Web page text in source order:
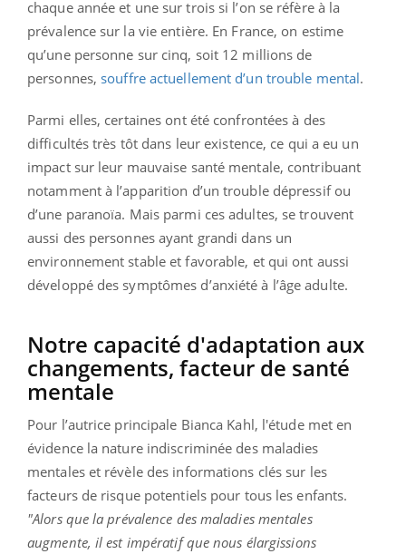
chaque année et une sur trois si l’on se réfère à la
prévalence sur la vie entière. En France, on estime
qu’une personne sur cinq, soit 12 millions de
personnes, souffre actuellement d’un trouble mental.
Parmi elles, certaines ont été confrontées à des
difficultés très tôt dans leur existence, ce qui a eu un
impact sur leur mauvaise santé mentale, contribuant
notamment à l’apparition d’un trouble dépressif ou
d’une paranoïa. Mais parmi ces adultes, se trouvent
aussi des personnes ayant grandi dans un
environnement stable et favorable, et qui ont aussi
développé des symptômes d’anxiété à l’âge adulte.
Notre capacité d'adaptation aux
changements, facteur de santé
mentale
Pour l’autrice principale Bianca Kahl, l'étude met en
évidence la nature indiscriminée des maladies
mentales et révèle des informations clés sur les
facteurs de risque potentiels pour tous les enfants.
"Alors que la prévalence des maladies mentales
augmente, il est impératif que nous élargissions